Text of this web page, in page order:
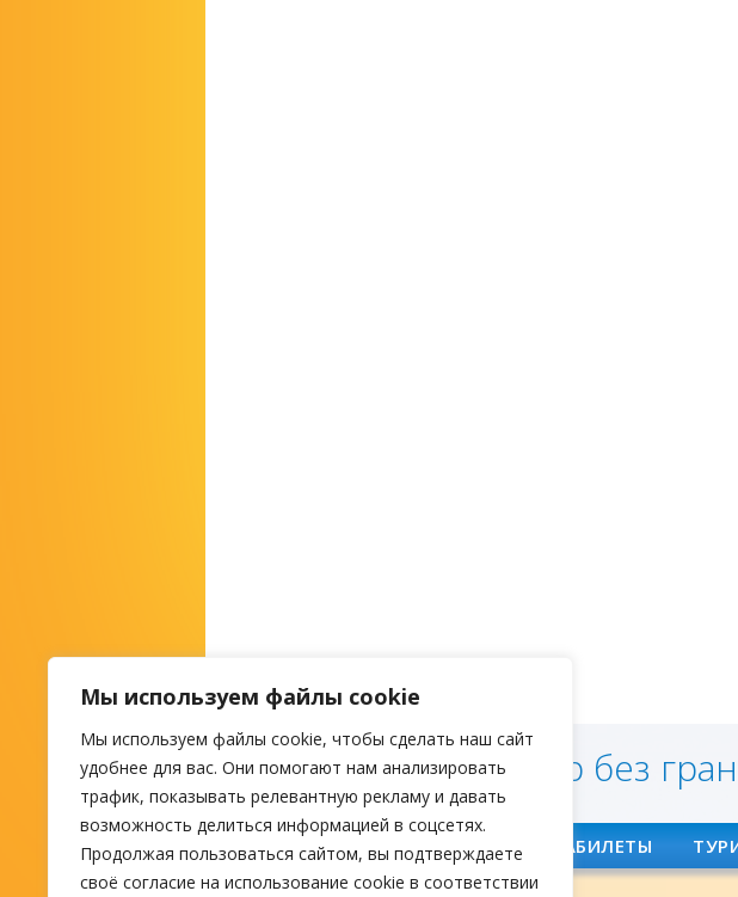
Мы используем файлы cookie
Мы используем файлы cookie, чтобы сделать наш сайт
удобнее для вас. Они помогают нам анализировать
трафик, показывать релевантную рекламу и давать
возможность делиться информацией в соцсетях.
Продолжая пользоваться сайтом, вы подтверждаете
своё согласие на использование cookie в соответствии
Мир без
ПОИСК ТУРА АВИАБИЛЕТЫ